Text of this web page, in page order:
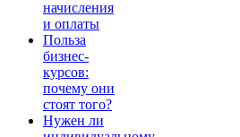
начисления
и оплаты
Польза
бизнес-
курсов:
почему они
стоят того?
Нужен ли